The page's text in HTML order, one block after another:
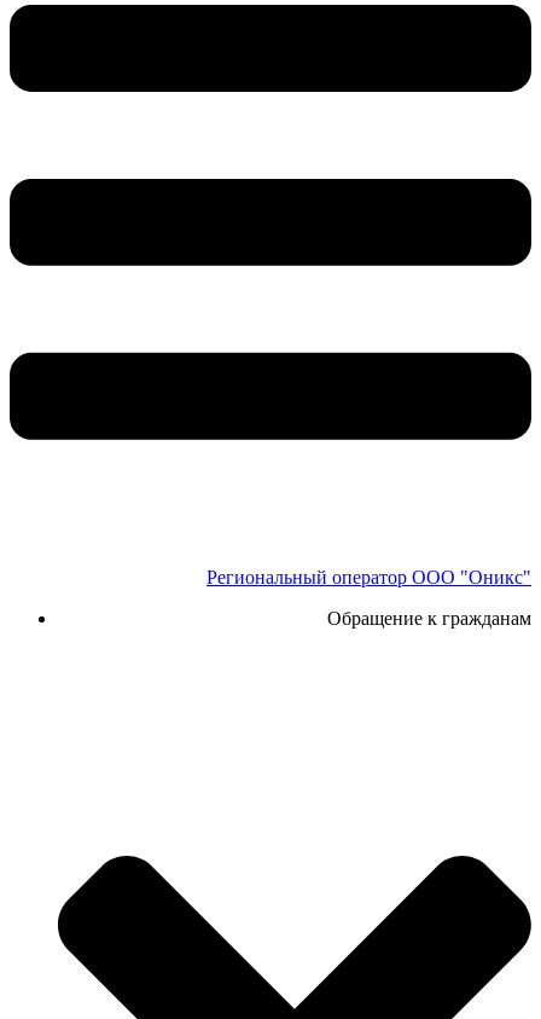
Региональный оператор ООО "Оникс"
Обращение к гражданам